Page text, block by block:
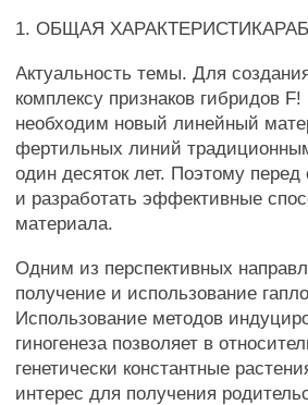
1. ОБЩАЯ
Актуальность темы. Для
комплексу признаков гибридов
необходим новый линейный
фертильных линий
один десяток лет. Поэтому
и разработать эффективные
материала.
Одним из перспективных
получение и использование
Использование методов
гиногенеза позволяет в
генетически константные
интерес для получения